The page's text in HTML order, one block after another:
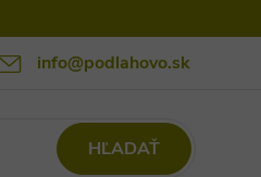
info@podlahovo.sk
Reklamačné podmienky
HĽADAŤ